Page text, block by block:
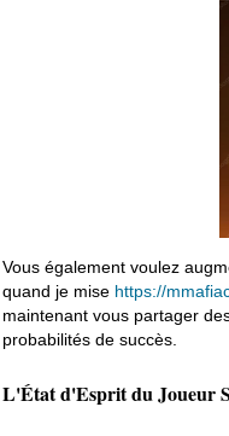
Vous également voulez
quand je mise https://
maintenant vous partager
probabilités de succès.
L'État d'Esprit du Joueur